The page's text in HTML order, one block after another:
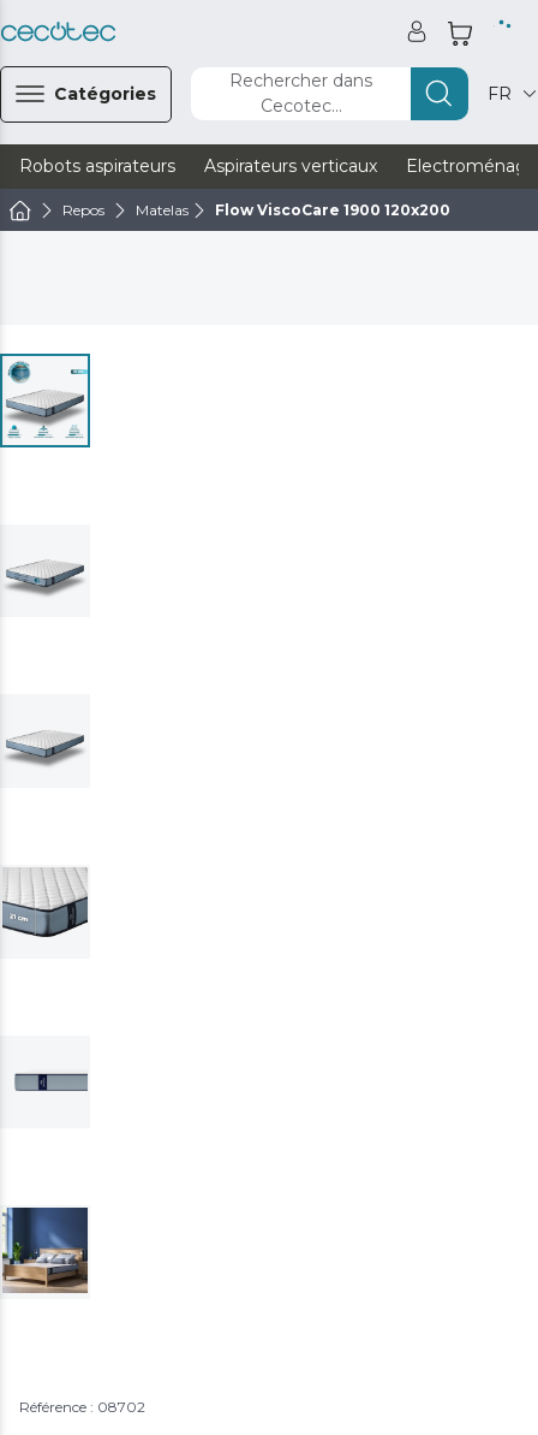
Catégories
Rechercher dans
Cecotec...
FR
Robots aspirateurs Aspirateurs verticaux
Repos Matelas Flow ViscoCare 1900 120x200
Référence : 08702